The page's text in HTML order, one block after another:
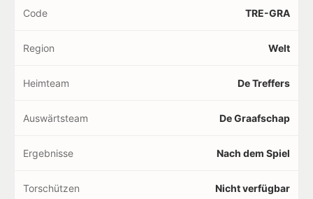
Code TRE-GRA
Region Welt
Heimteam De Treffers
Auswärtsteam De Graafschap
Ergebnisse Nach dem Spiel
Torschützen Nicht verfügbar